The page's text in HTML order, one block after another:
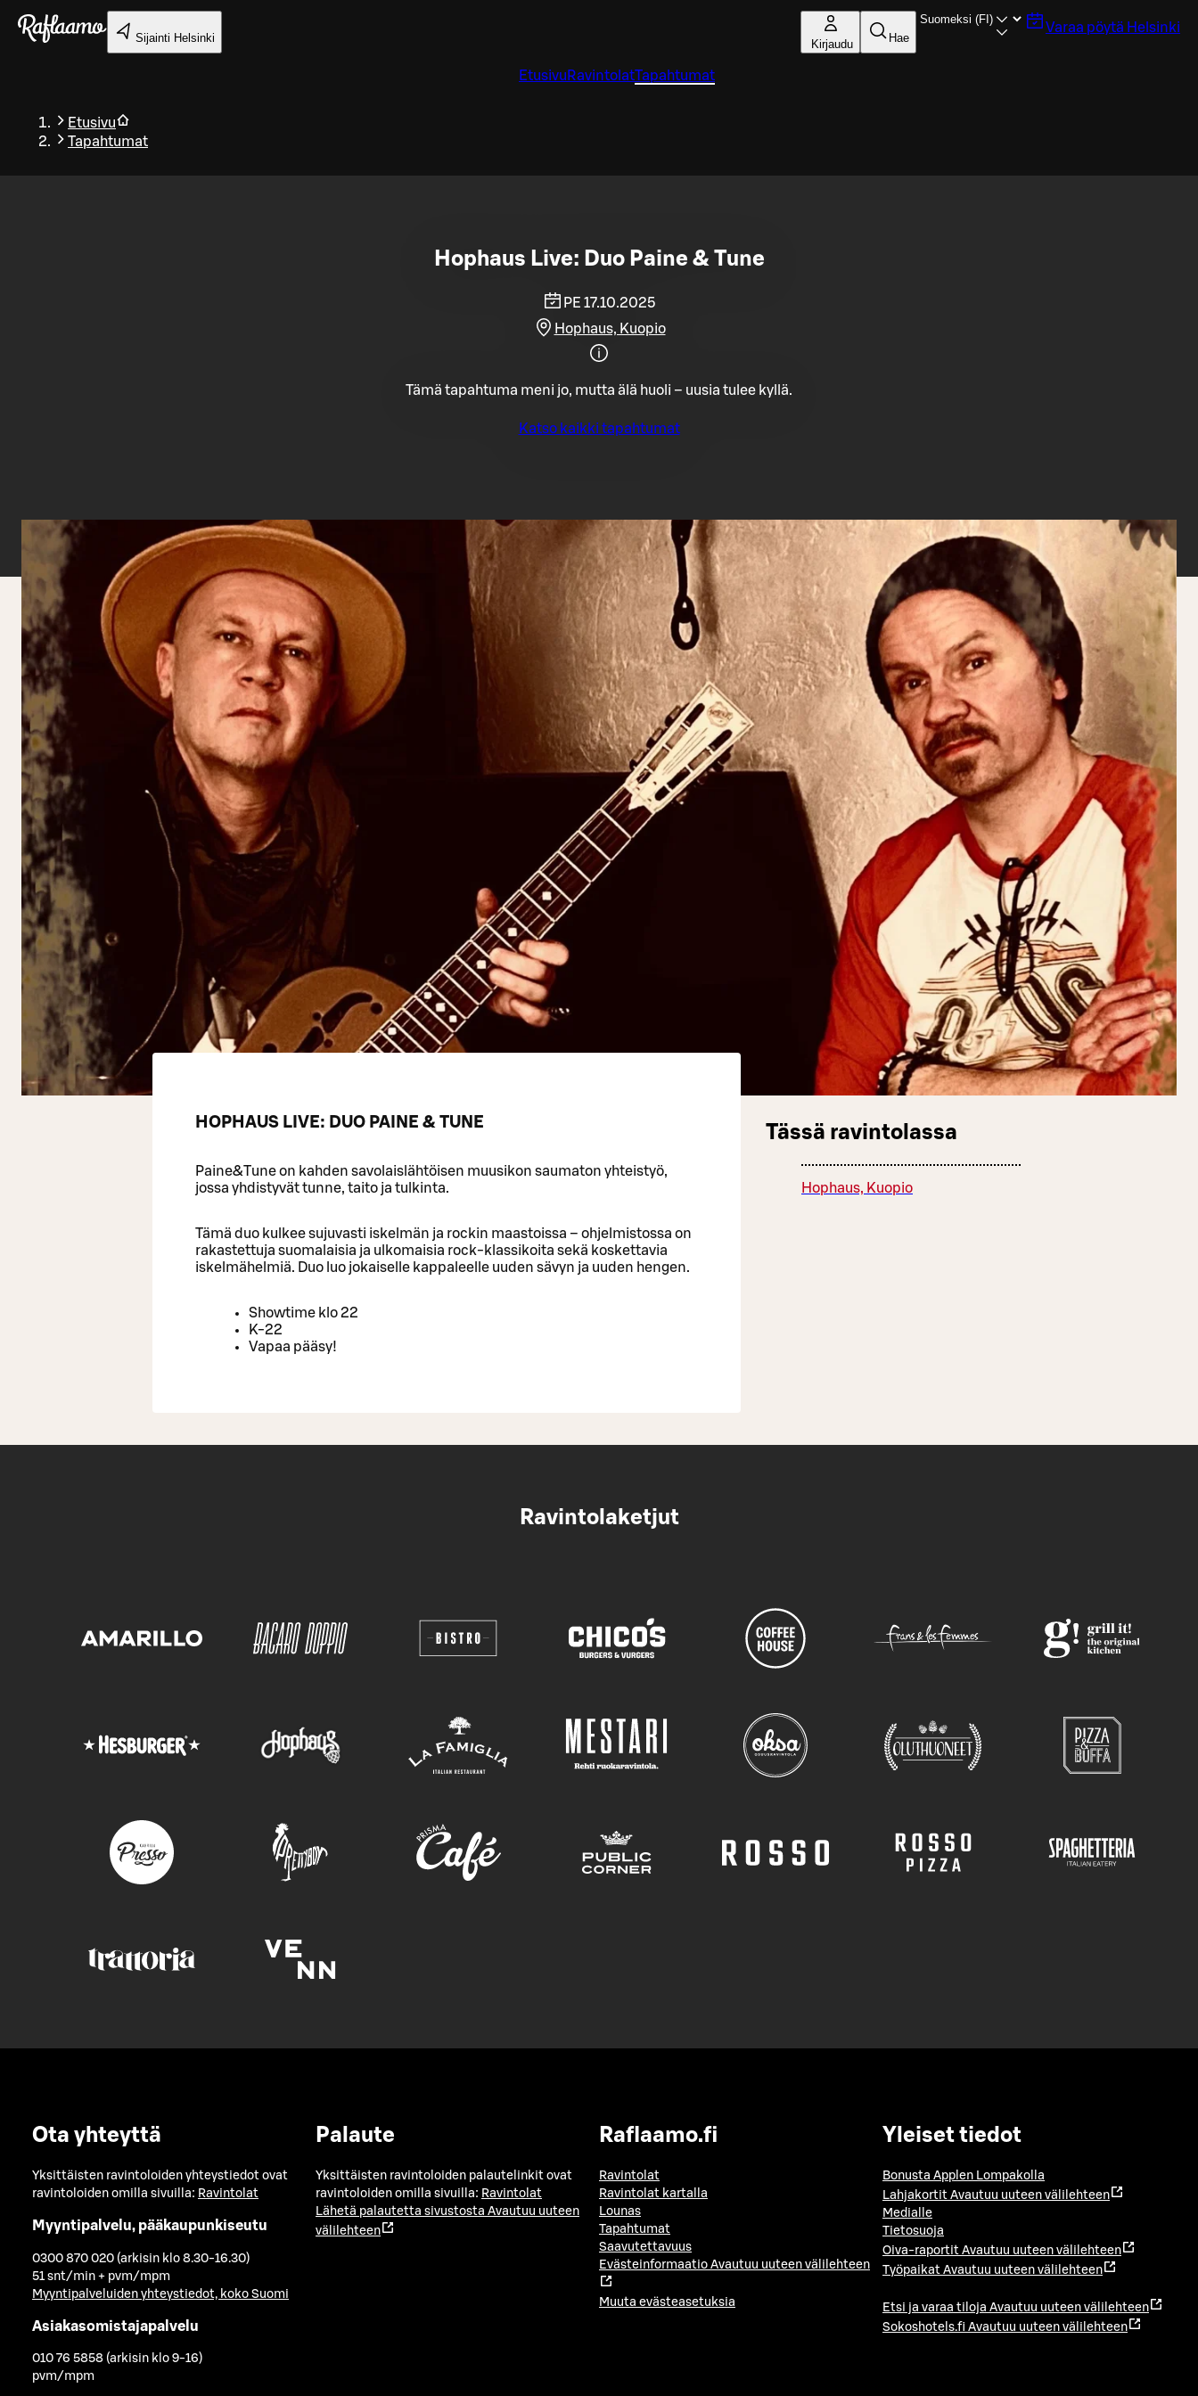
Siirry pääsisältöön
Sijainti Helsinki Kirjaudu Hae
Varaa pöytä Helsinki
Etusivu RavintolatTapahtumat
Etusivu
Tapahtumat
Takaisin
Hophaus Live: Duo Paine & Tune
PE 17.10.2025
Hophaus, Kuopio
Tämä tapahtuma meni jo, mutta älä huoli – uusia tulee kyllä.
Katso kaikki tapahtumat
HOPHAUS LIVE: DUO PAINE & TUNE
Paine&Tune on kahden savolaislähtöisen muusikon saumaton yhteistyö,
jossa yhdistyvät tunne, taito ja tulkinta.
Tämä duo kulkee sujuvasti iskelmän ja rockin maastoissa – ohjelmistossa on
rakastettuja suomalaisia ja ulkomaisia rock-klassikoita sekä koskettavia
iskelmähelmiä. Duo luo jokaiselle kappaleelle uuden sävyn ja uuden hengen.
Showtime klo 22
K-22
Vapaa pääsy!
Tässä ravintolassa
Hophaus, Kuopio
Ravintolaketjut
Ota yhteyttä
Yksittäisten ravintoloiden yhteystiedot ovat
ravintoloiden omilla sivuilla: Ravintolat
Myyntipalvelu, pääkaupunkiseutu
0300 870 020 (arkisin klo 8.30-16.30)
51 snt/min + pvm/mpm
Myyntipalveluiden yhteystiedot, koko Suomi
Asiakasomistajapalvelu
010 76 5858 (arkisin klo 9-16)
pvm/mpm
Palaute
Yksittäisten ravintoloiden palautelinkit ovat
ravintoloiden omilla sivuilla: Ravintolat
Lähetä palautetta sivustosta Avautuu uuteen
välilehteen
Raflaamo.fi
Ravintolat
Ravintolat kartalla
Lounas
Tapahtumat
Saavutettavuus
Evästeinformaatio Avautuu uuteen välilehteen
Muuta evästeasetuksia
Yleiset tiedot
Bonusta Applen Lompakolla
Lahjakortit Avautuu uuteen välilehteen
Medialle
Tietosuoja
Oiva-raportit Avautuu uuteen välilehteen
Työpaikat Avautuu uuteen välilehteen
Etsi ja varaa tiloja Avautuu uuteen välilehteen
Sokoshotels.fi Avautuu uuteen välilehteen